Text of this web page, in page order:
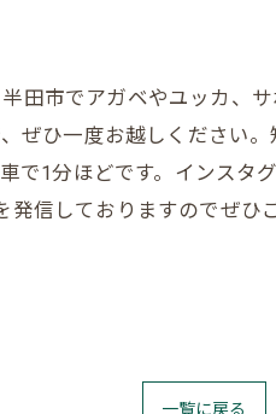
田市でアガベやユッカ、
ぜひ一度お越しください
で1分ほどです。インスタ
信しておりますのでぜひ
一覧に戻る